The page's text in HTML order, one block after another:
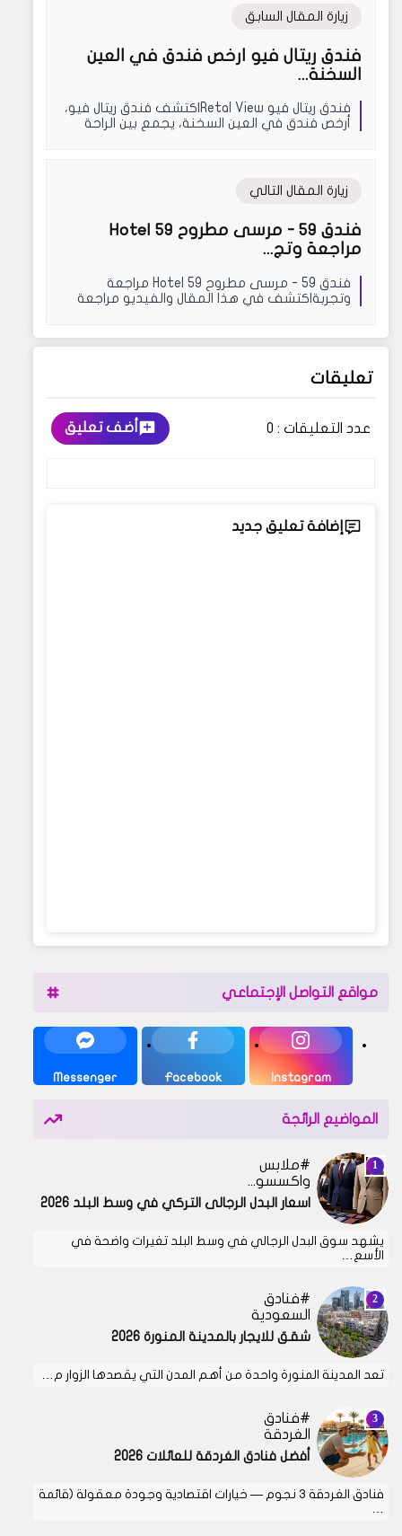
زيارة المقال السابق
فندق ريتال فيو ارخص فندق في العين
السخنة...
فندق ريتال فيو Retal Viewاكتشف فندق ريتال فيو،
أرخص فندق في العين السخنة، يجمع بين الراحة
زيارة المقال التالي
فندق 59 - مرسى مطروح Hotel 59
مراجعة وتج...
فندق 59 - مرسى مطروح Hotel 59 مراجعة
وتجربةاكتشف في هذا المقال والفيديو مراجعة
تعليقات
عدد التعليقات : 0 أضف تعليق
إضافة تعليق جديد
مواقع التواصل الإجتماعي
Instagram
Facebook
Messenger
المواضيع الرائجة
ملابس
واكسسوارات
اسعار البدل الرجالى التركي في وسط البلد 2026
يشهد سوق البدل الرجالي في وسط البلد تغيرات واضحة في
الأسع…
فنادق
السعودية
شقق للايجار بالمدينة المنورة 2026
تعد المدينة المنورة واحدة من أهم المدن التي يقصدها الزوار م…
فنادق
الغردقة
أفضل فنادق الغردقة للعائلات 2026
فنادق الغردقة 3 نجوم — خيارات اقتصادية وجودة معقولة (قائمة